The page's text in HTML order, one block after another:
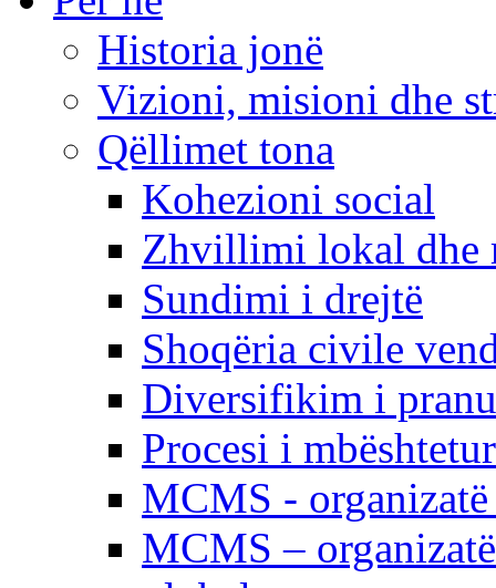
Historia jonë
Vizioni, misioni dhe
Qëllimet tona
Kohezioni social
Zhvillimi lokal dhe
Sundimi i drejtë
Shoqëria civile
Diversifikim i
Procesi i
MCMS -
MCMS –